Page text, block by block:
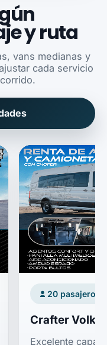
y ruta
vans medianas y
cada servicio
20 pasajeros
Crafter
Excelente